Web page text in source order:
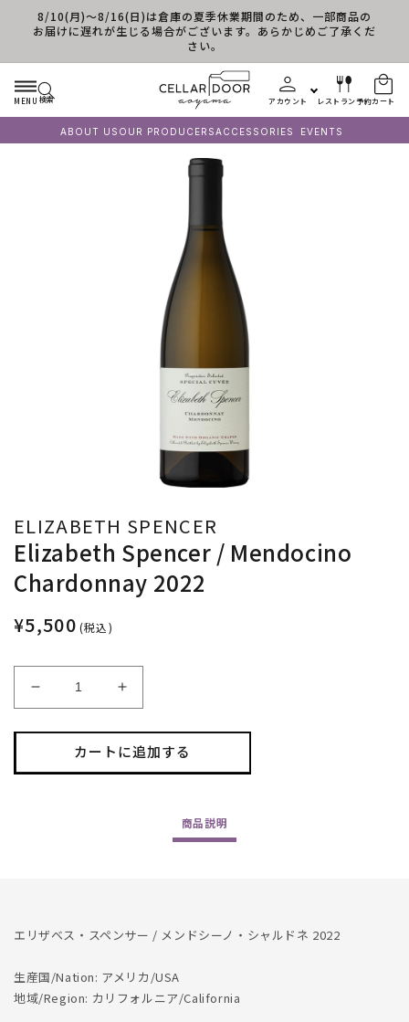
コンテンツに進む
8/10(月)～8/16(日)は倉庫の夏季休業期間のため、一部商品の
お届けに遅れが生じる場合がございます。あらかじめご了承くだ
さい。
MENU 検索 アカウント レストラン予約カート
ABOUT US OUR PRODUCERSACCESSORIES EVENTS
ELIZABETH SPENCER
Elizabeth Spencer / Mendocino
Chardonnay 2022
¥5,500 (税込)
Elizabeth
Spencer
/
Mendocino
Chardonnay
す
Elizabeth
Spencer
/
Mendocino
Chardonnay
す
カートに追加する
商品説明
エリザベス・スペンサー / メンドシーノ・シャルドネ 2022
生産国/Nation: アメリカ/USA
地域/Region: カリフォルニア/California